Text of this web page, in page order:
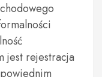
jest rejestracja